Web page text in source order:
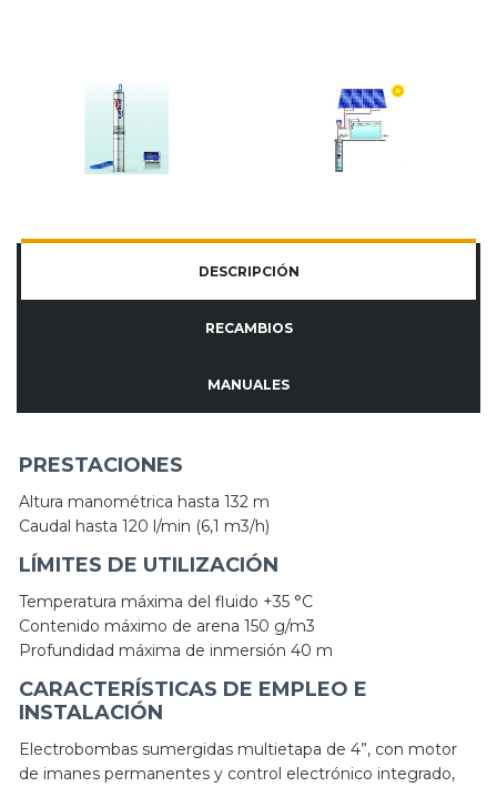
DESCRIPCIÓN
RECAMBIOS
MANUALES
PRESTACIONES
Altura manométrica hasta 132 m
Caudal hasta 120 l/min (6,1 m3/h)
LÍMITES DE UTILIZACIÓN
Temperatura máxima del fluido +35 °C
Contenido máximo de arena 150 g/m3
Profundidad máxima de inmersión 40 m
CARACTERÍSTICAS DE EMPLEO E
INSTALACIÓN
Electrobombas sumergidas multietapa de 4”, con motor
de imanes permanentes y control electrónico integrado,